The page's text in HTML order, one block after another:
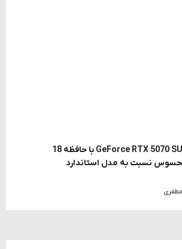
احتمال معرفی GeForce RTX 5070 SUPER با حافظه 18
محسوس نسبت به مدل استاندارد